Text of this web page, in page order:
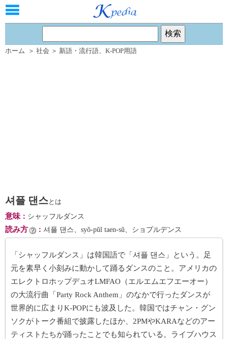
ホーム ＞ 社会 ＞ 新語・流行語、 K-POP用語
셔플 댄스とは
意味： シャッフルダンス
読み方 ： 셔플 댄스、syŏ-pŭl taen-sŭ、ショプルデンス
「シャッフルダンス」は韓国語で「셔플 댄스」という。足
元を素早く小刻みに動かして踊るダンスのこと。アメリカの
エレクトロホップデュオLMFAO（エルエムエフエーオー）
の大流行曲「Party Rock Anthem」のなかで行ったダンスが
世界的に広まりK-POPにも波及した。韓国ではチャン・グン
ソクがトーク番組で披露したほか、2PMやKARAなどのアー
ティストたちが踊ったことでも知られている。ライブハウス